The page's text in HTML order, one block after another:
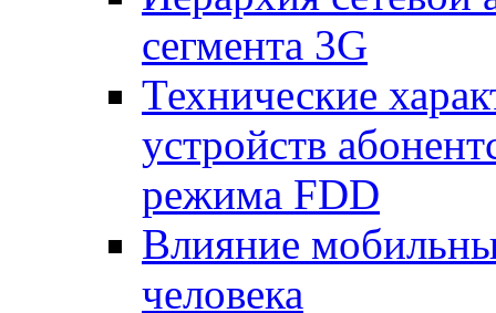
сегмента 3G
Технические
устройств
режима FDD
Влияние
человека